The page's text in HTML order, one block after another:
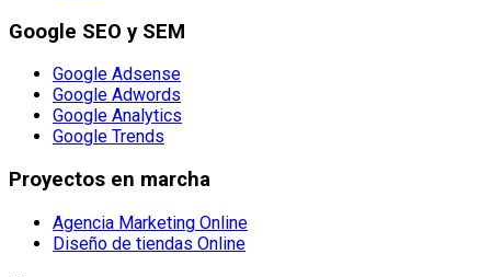
Google SEO y SEM
Google Adsense
Google Adwords
Google Analytics
Google Trends
Proyectos en marcha
Agencia Marketing Online
Diseño de tiendas Online